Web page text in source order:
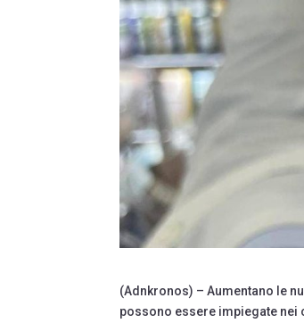
(Adnkronos) – Aumentano le
possono essere impiegate nei